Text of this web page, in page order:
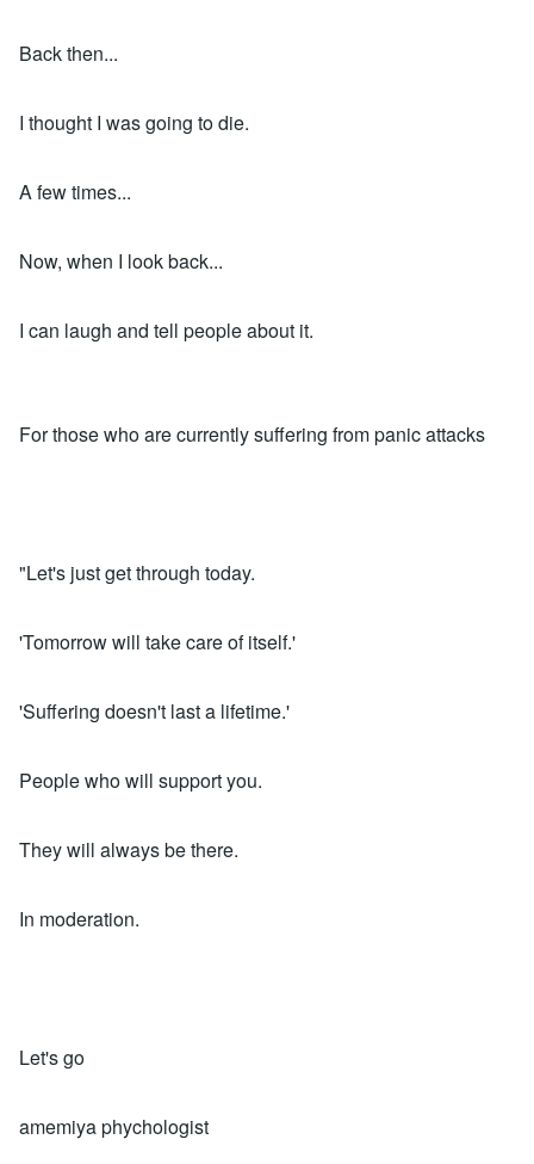
Back then...
I thought I was going to die.
A few times...
Now, when I look back...
I can laugh and tell people about it.
For those who are currently suffering from panic attacks
"Let's just get through today.
'Tomorrow will take care of itself.'
'Suffering doesn't last a lifetime.'
People who will support you.
They will always be there.
In moderation.
Let's go
amemiya phychologist